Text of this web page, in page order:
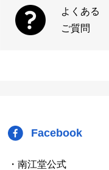
よくある
ご質問
Facebook
・南江堂公式